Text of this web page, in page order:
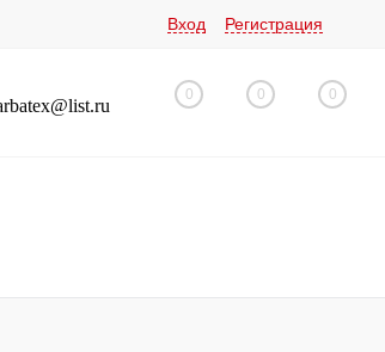
Вход Регистрация
0 0 0